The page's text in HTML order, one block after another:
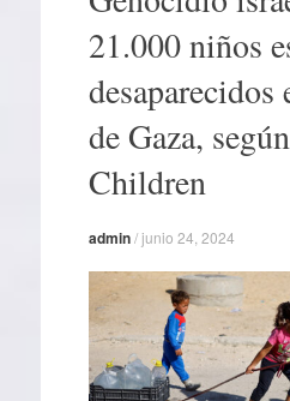
21.000 niños
desaparecidos
de Gaza,
Children
admin/junio 24, 2024